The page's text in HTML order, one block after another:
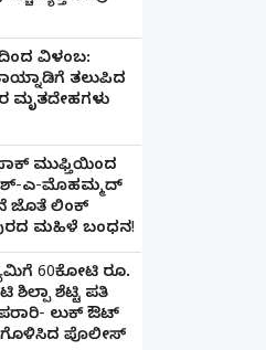
ವಿಳಂಬ:
ತಲುಪಿದ
ಮೃತದೇಹಗಳು
ಮುಫ್ತಿಯಿಂದ
ಎ-ಮೊಹಮ್ಮದ್
ಜೊತೆ ಲಿಂಕ್
ಮಹಿಳೆ ಬಂಧನ!
60ಕೋಟಿ ರೂ.
ಶೆಟ್ಟಿ ಪತಿ
ಪರಾರಿ- ಲುಕ್ ಔಟ್
ಪೊಲೀಸ್